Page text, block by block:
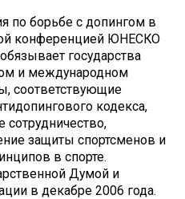
по борьбе с допингом в
конференцией ЮНЕСКО
государства
и международном
соответствующие
кодекса,
защиты спортсменов и
в спорте.
Думой и
в декабре 2006 года.